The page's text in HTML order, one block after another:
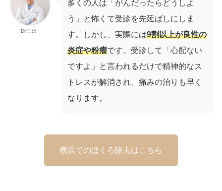
Dr.三沢
多くの人は「がんだったらどうしよ
う」と怖くて受診を先延ばしにしま
す。しかし、実際には9割以上が良性の
炎症や粉瘤です。受診して「心配ない
ですよ」と言われるだけで精神的なス
トレスが解消され、痛みの治りも早く
なります。
横浜でのほくろ除去はこちら